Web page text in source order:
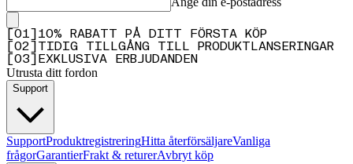
01
10% RABATT PÅ DITT FÖRSTA KÖP
02
TIDIG TILLGÅNG TILL PRODUKTLANSERINGAR
03 EXKLUSIVA ERBJUDANDEN
Utrusta ditt fordon
Support
SupportProduktregistreringHitta återförsäljareVanliga
frågorGarantierFrakt & returerAvbryt köp